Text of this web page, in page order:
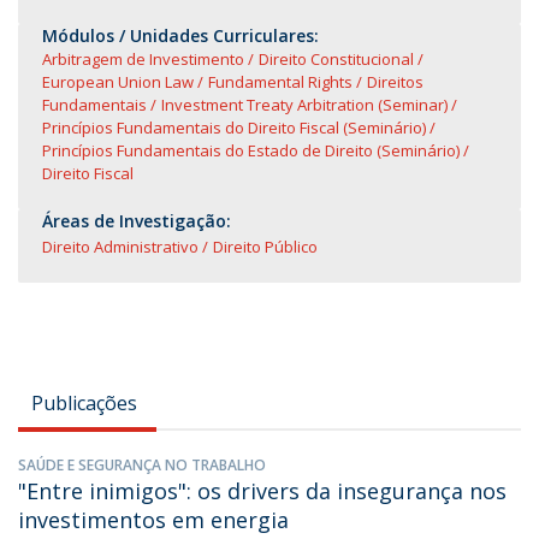
Módulos / Unidades Curriculares:
Arbitragem de Investimento
Direito Constitucional
European Union Law
Fundamental Rights
Direitos
Fundamentais
Investment Treaty Arbitration (Seminar)
Princípios Fundamentais do Direito Fiscal (Seminário)
Princípios Fundamentais do Estado de Direito (Seminário)
Direito Fiscal
Áreas de Investigação:
Direito Administrativo Direito Público
Publicações
SAÚDE E SEGURANÇA NO TRABALHO
"Entre inimigos": os drivers da insegurança nos
investimentos em energia